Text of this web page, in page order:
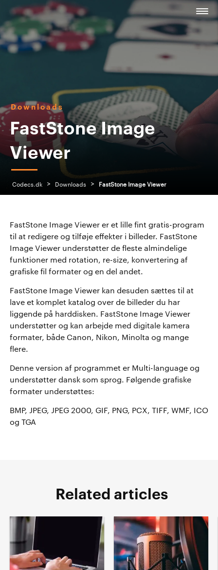
Downloads
FastStone Image
Viewer
Codecs.dk > Downloads > FastStone Image Viewer
FastStone Image Viewer er et lille fint gratis-program
til at redigere og tilføje effekter i billeder. FastStone
Image Viewer understøtter de fleste almindelige
funktioner med rotation, re-size, konvertering af
grafiske fil formater og en del andet.
FastStone Image Viewer kan desuden sættes til at
lave et komplet katalog over de billeder du har
liggende på harddisken. FastStone Image Viewer
understøtter og kan arbejde med digitale kamera
formater, både Canon, Nikon, Minolta og mange
flere.
Denne version af programmet er Multi-language og
understøtter dansk som sprog. Følgende grafiske
formater understøttes:
BMP, JPEG, JPEG 2000, GIF, PNG, PCX, TIFF, WMF, ICO
og TGA
Related articles